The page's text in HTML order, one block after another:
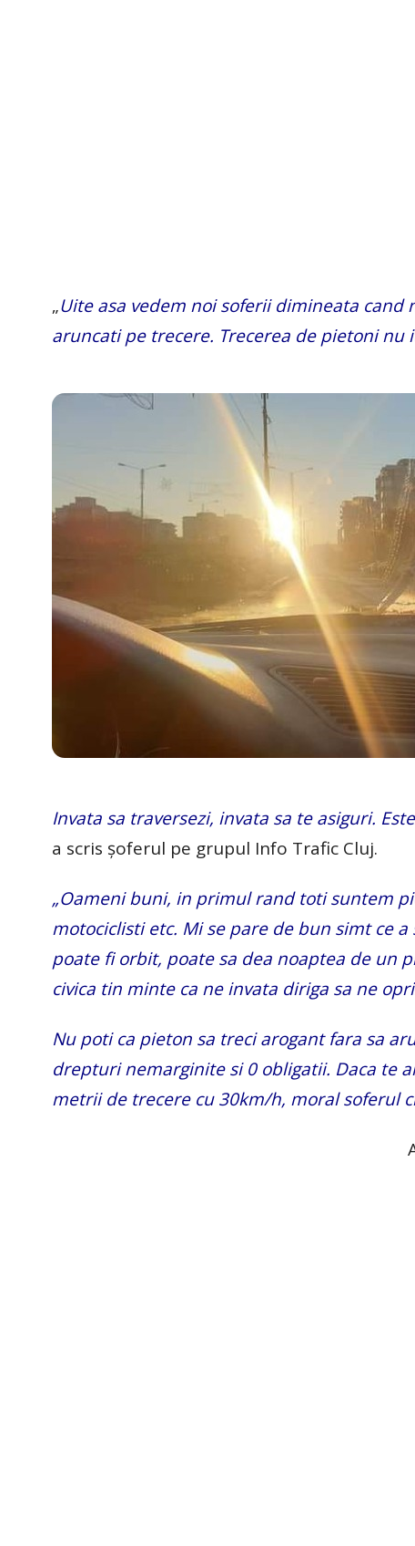
„Uite asa vedem noi soferii dimineata cand
aruncati pe trecere. Trecerea de pietoni nu
Invata sa traversezi, invata sa te asiguri.
a scris șoferul pe grupul Info Trafic Cluj.
„Oameni buni, in primul rand toti suntem
motociclisti etc. Mi se pare de bun simt ce
poate fi orbit, poate sa dea noaptea de un
civica tin minte ca ne invata diriga sa ne
Nu poti ca pieton sa treci arogant fara sa
drepturi nemarginite si 0 obligatii. Daca te
metrii de trecere cu 30km/h, moral soferul